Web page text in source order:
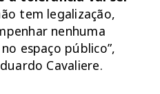
tem legalização,
nenhuma
espaço público”,
Cavaliere.